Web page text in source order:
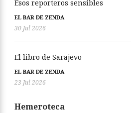
Esos reporteros sensibles
EL BAR DE ZENDA
30 Jul 2026
El libro de Sarajevo
EL BAR DE ZENDA
23 Jul 2026
Hemeroteca